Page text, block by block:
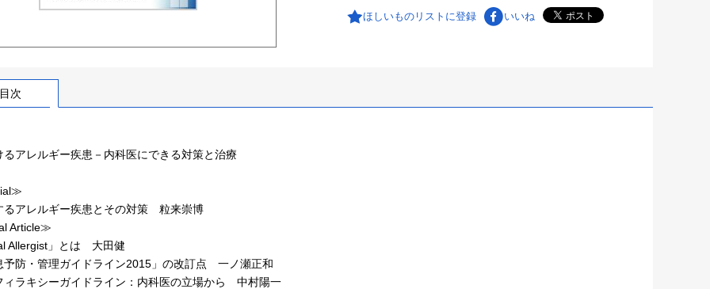
ほしいものリストに登録 いいね
次
るアレルギー疾患－内科医にできる対策と治療
アレルギー疾患とその対策 粒来崇博
Article≫
Allergist」とは 大田健
防・管理ガイドライン2015」の改訂点 一ノ瀬正和
ラキシーガイドライン：内科医の立場から 中村陽一